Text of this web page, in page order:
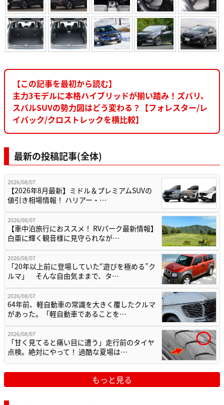
【この記事を最初から読む】
主力3モデルに本格ハイブリッドが揃い踏み！ズバリ、
スバルSUVの勢力図はどう変わる？【フォレスター/レ
イバック/クロストレックを横比較】
最新の投稿記事(全体)
2026/08/07
【2026年8月最新】ミドル＆プレミアムSUVの
値引き相場情報！ ハリアー・…
2026/08/07
【車中泊旅行におススメ！ RVパーク最新情報】
白亜に輝く観音様に見守られなが…
2026/08/07
「20年以上前に登場していた“遊びを極める”ク
ルマ」 そんな自由気ままで、タ…
2026/08/07
64年前、軽自動車の常識を大きく覆したクルマ
があった。「軽自動車であることを…
2026/08/07
「甘く見てると痛い目に遭う」走行前のタイヤ
点検。絶対にやって！ 過酷な夏場は…
もっと見る